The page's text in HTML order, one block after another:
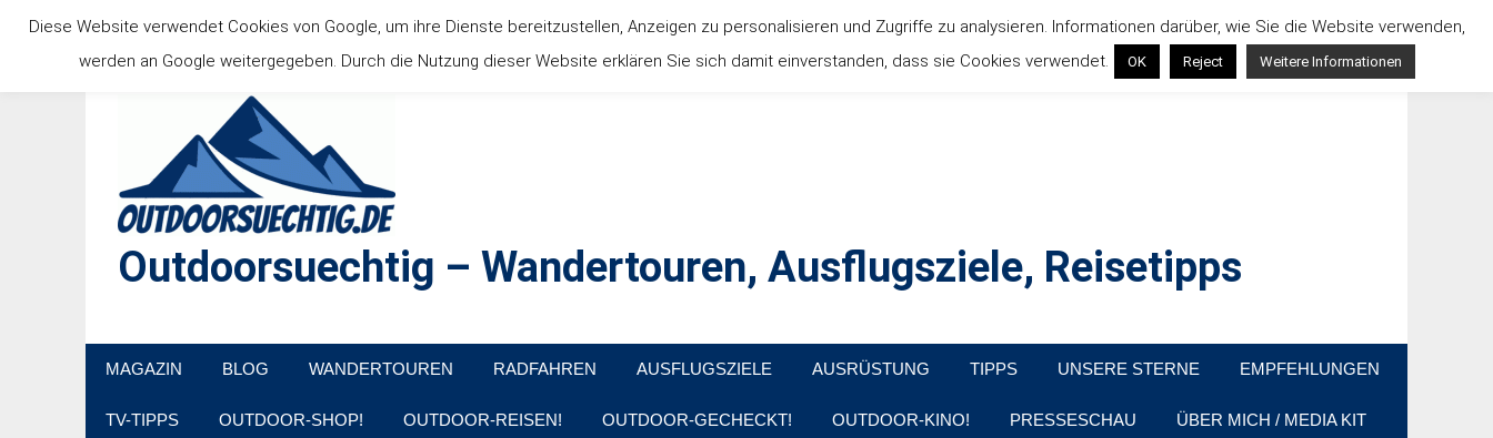
Inhalt
springen
Outdoorsuechtig – Wandertouren, Ausflugsziele, Reisetipps
MAGAZIN BLOG WANDERTOUREN RADFAHREN AUSFLUGSZIELE AUSRÜSTUNG TIPPS UNSERE STERNE EMPFEHLUNGEN
TV-TIPPS OUTDOOR-SHOP! OUTDOOR-REISEN! OUTDOOR-GECHECKT! OUTDOOR-KINO! PRESSESCHAU ÜBER MICH / MEDIA KIT
Diese Website verwendet Cookies von Google, um ihre Dienste bereitzustellen, Anzeigen zu personalisieren und Zugriffe zu analysieren. Informationen darüber, wie Sie die Website verwenden,
werden an Google weitergegeben. Durch die Nutzung dieser Website erklären Sie sich damit einverstanden, dass sie Cookies verwendet.
OK Reject Weitere Informationen